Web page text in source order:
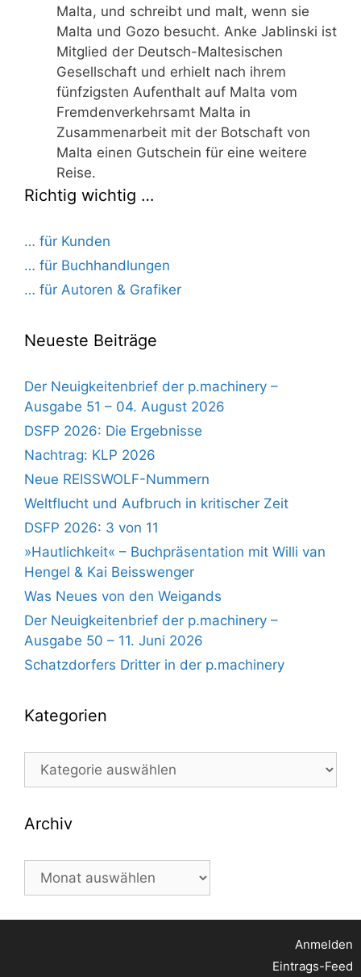
Malta, und schreibt und malt, wenn sie
Malta und Gozo besucht. Anke Jablinski ist
Mitglied der Deutsch-Maltesischen
Gesellschaft und erhielt nach ihrem
fünfzigsten Aufenthalt auf Malta vom
Fremdenverkehrsamt Malta in
Zusammenarbeit mit der Botschaft von
Malta einen Gutschein für eine weitere
Reise.
Richtig wichtig …
… für Kunden
… für Buchhandlungen
… für Autoren & Grafiker
Neueste Beiträge
Der Neuigkeitenbrief der p.machinery –
Ausgabe 51 – 04. August 2026
DSFP 2026: Die Ergebnisse
Nachtrag: KLP 2026
Neue REISSWOLF-Nummern
Weltflucht und Aufbruch in kritischer Zeit
DSFP 2026: 3 von 11
»Hautlichkeit« – Buchpräsentation mit Willi van
Hengel & Kai Beisswenger
Was Neues von den Weigands
Der Neuigkeitenbrief der p.machinery –
Ausgabe 50 – 11. Juni 2026
Schatzdorfers Dritter in der p.machinery
Kategorien
Kategorien
Archiv
Archiv
Anmelden
Eintrags-Feed